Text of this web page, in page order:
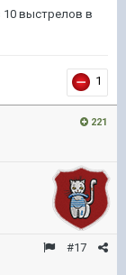
10 выстрелов в
1
221
#17